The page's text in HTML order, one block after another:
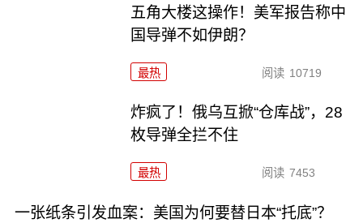
五角大楼这操作！美军报告称中
国导弹不如伊朗？
最热 阅读 10719
炸疯了！俄乌互掀“仓库战”，28
枚导弹全拦不住
最热 阅读 7453
一张纸条引发血案：美国为何要替日本“托底”？